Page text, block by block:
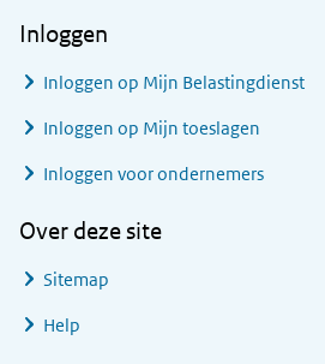
Inloggen
Inloggen op Mijn Belastingdienst
Inloggen op Mijn toeslagen
Inloggen voor ondernemers
Over deze site
Sitemap
Help